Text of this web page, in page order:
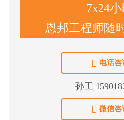
7x24
恩邦工程师随
 电话咨
孙工
 微信咨